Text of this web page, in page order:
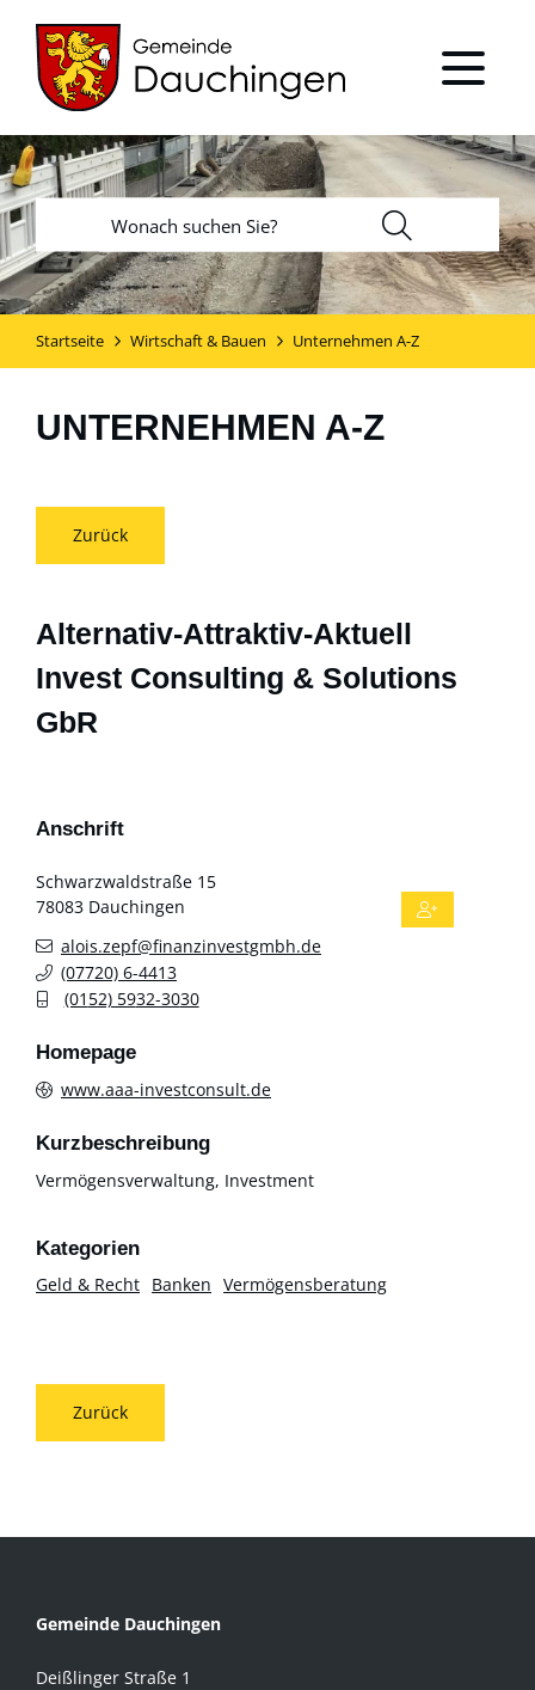
Startseite Wirtschaft & Bauen Unternehmen A-Z
UNTERNEHMEN A-Z
Zurück
Alternativ-Attraktiv-Aktuell
Invest Consulting & Solutions
GbR
Anschrift
Schwarzwaldstraße 15
78083 Dauchingen
alois.zepf@finanzinvestgmbh.de
(07720) 6-4413
(01 52) 5932-3030
Homepage
www.aaa-investconsult.de
Kurzbeschreibung
Vermögensverwaltung, Investment
Geld & Recht Banken Vermögensberatung
Zurück
Gemeinde Dauchingen
Deißlinger Straße 1